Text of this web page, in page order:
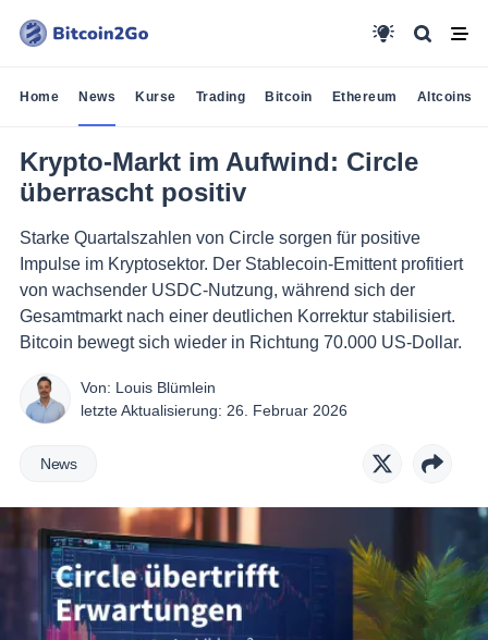
Home News Kurse Trading Bitcoin Ethereum Altcoins
Krypto-Markt im Aufwind: Circle
überrascht positiv
Starke Quartalszahlen von Circle sorgen für positive
Impulse im Kryptosektor. Der Stablecoin-Emittent profitiert
von wachsender USDC-Nutzung, während sich der
Gesamtmarkt nach einer deutlichen Korrektur stabilisiert.
Bitcoin bewegt sich wieder in Richtung 70.000 US-Dollar.
Von: Louis Blümlein
letzte Aktualisierung: 26. Februar 2026
News